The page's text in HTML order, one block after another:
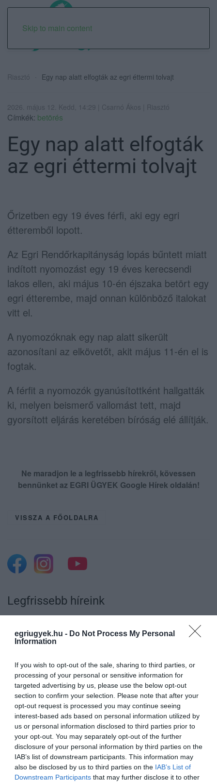
egriugyek.hu - Do Not Process My Personal
Information
If you wish to opt-out of the sale, sharing to third parties, or
processing of your personal or sensitive information for
targeted advertising by us, please use the below opt-out
section to confirm your selection. Please note that after your
opt-out request is processed you may continue seeing
interest-based ads based on personal information utilized by
us or personal information disclosed to third parties prior to
your opt-out. You may separately opt-out of the further
disclosure of your personal information by third parties on the
IAB’s list of downstream participants. This information may
also be disclosed by us to third parties on the IAB’s List of
Downstream Participants that may further disclose it to other
Skip to main content
Riasztó Egy nap alatt elfogták az egri éttermi tolvajt
2026. május 12. Kedd, 14:29 | Csarnó Ákos | Riasztó
Címkék: betörés
Egy nap alatt elfogták
az egri éttermi tolvajt
Őrizetben egy 19 éves férfi, aki egy egri
étteremből lopott.
Az Egri Rendőrkapitányság lopás bűntett miatt
indított nyomozást egy 19 éves kerecsendi
lakos ellen, aki május 10-én éjszaka betört egy
egri étterembe, majd onnan különböző italokat
vitt el.
A nyomozóknak egy nap alatt sikerült
azonosítani az elkövetőt, akit május 11-én el is
fogtak.
A férfit a nyomozók gyanúsítottként hallgatták
ki, melyen beismerő vallomást tett, majd
gyorsított eljárás keretében bíróság elé állítják.
Ne maradjon le a legfrissebb hírekről, kövessen
bennünket az EGRI ÜGYEK Google Hírek oldalán!
VISSZA A FŐOLDALRA
Legfrissebb híreink
BAKA ANDRÁST JELÖLI KÖZTÁRSASÁGI
ELNÖKNEK A TISZA
2026. augusztus 08|Mindenki ügye
ÚJ MAGYAR KÜLÜGYI STRATÉGIA KÉSZÜL,
TELJES SZAKÍTÁS JÖN A...
2026. augusztus 08| Mindenki ügye